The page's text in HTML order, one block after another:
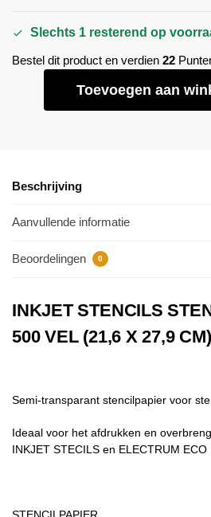
Slechts 1 resterend op
Bestel dit product en verdien 22
Toevoegen aan
Beschrijving
Aanvullende informatie
Beoordelingen 0
INKJET STENCILS
500 VEL (21,6 X 27,9 CM)
Semi-transparant stencilpapier voor
Ideaal voor het afdrukken en
INKJET STECILS en ELECTRUM ECO